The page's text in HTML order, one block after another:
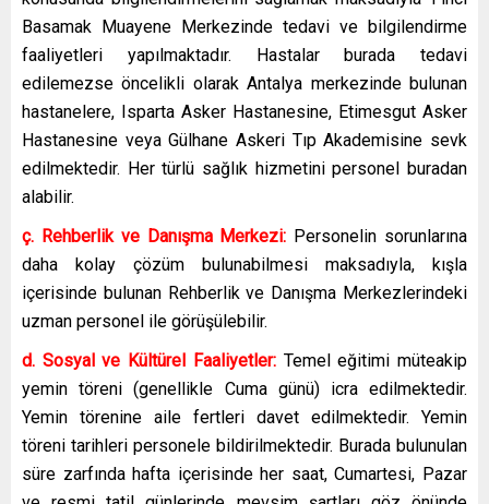
Basamak Muayene Merkezinde tedavi ve bilgilendirme
faaliyetleri yapılmaktadır. Hastalar burada tedavi
edilemezse öncelikli olarak Antalya merkezinde bulunan
hastanelere, Isparta Asker Hastanesine, Etimesgut Asker
Hastanesine veya Gülhane Askeri Tıp Akademisine sevk
edilmektedir. Her türlü sağlık hizmetini personel buradan
alabilir.
ç. Rehberlik ve Danışma Merkezi: Personelin sorunlarına
daha kolay çözüm bulunabilmesi maksadıyla, kışla
içerisinde bulunan Rehberlik ve Danışma Merkezlerindeki
uzman personel ile görüşülebilir.
d. Sosyal ve Kültürel Faaliyetler: Temel eğitimi müteakip
yemin töreni (genellikle Cuma günü) icra edilmektedir.
Yemin törenine aile fertleri davet edilmektedir. Yemin
töreni tarihleri personele bildirilmektedir. Burada bulunulan
süre zarfında hafta içerisinde her saat, Cumartesi, Pazar